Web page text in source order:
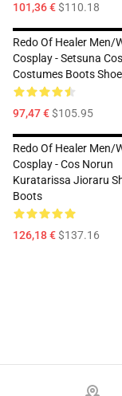
101,36 €$110.18
Redo Of Healer Men/
Cosplay - Setsuna
Costumes Boots
97,47 €$105.95
Redo Of Healer Men/
Cosplay - Cos Norun
Kuratarissa Jioraru
Boots
126,18 €$137.16